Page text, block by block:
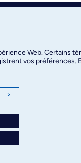
Web. Certains
vos préférences.
>